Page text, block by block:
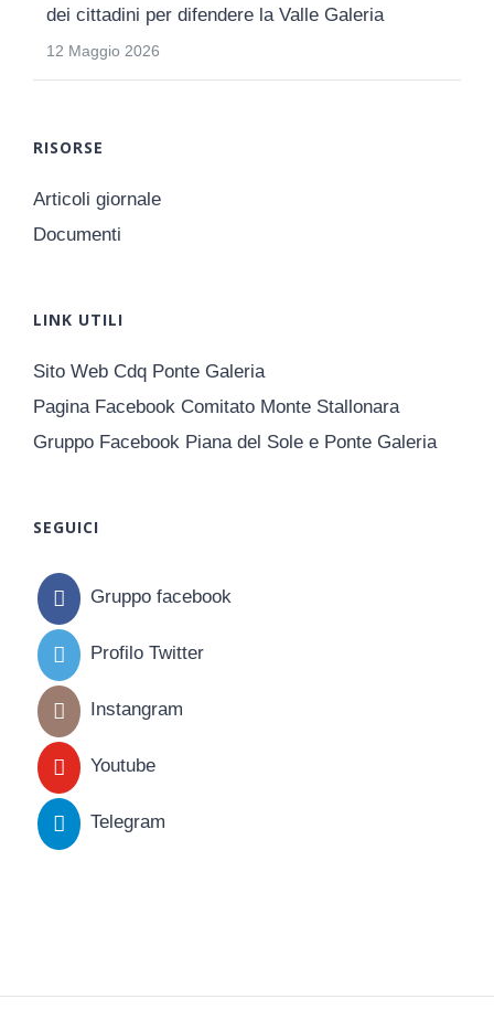
dei cittadini per difendere la Valle Galeria
12 Maggio 2026
RISORSE
Articoli giornale
Documenti
LINK UTILI
Sito Web Cdq Ponte Galeria
Pagina Facebook Comitato Monte Stallonara
Gruppo Facebook Piana del Sole e Ponte Galeria
SEGUICI
Gruppo facebook
Profilo Twitter
Instangram
Youtube
Telegram